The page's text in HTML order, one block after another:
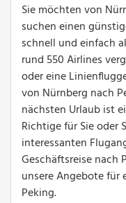
Sie möchten von
suchen einen
schnell und einfach
rund 550 Airlines
oder eine
von Nürnberg nach
nächsten Urlaub ist
Richtige für Sie oder
interessanten
Geschäftsreise nach
unsere Angebote für
Peking.